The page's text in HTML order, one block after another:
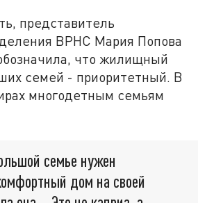
представитель
ВРНС Мария Попова
что жилищный
семей - приоритетный. В
многодетным семьям
семье нужен
дом на своей